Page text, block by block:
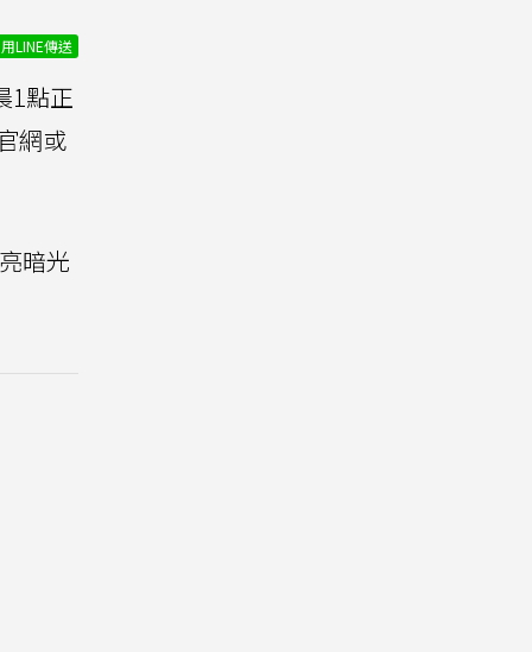
用LINE傳送
1點正
網或
暗光